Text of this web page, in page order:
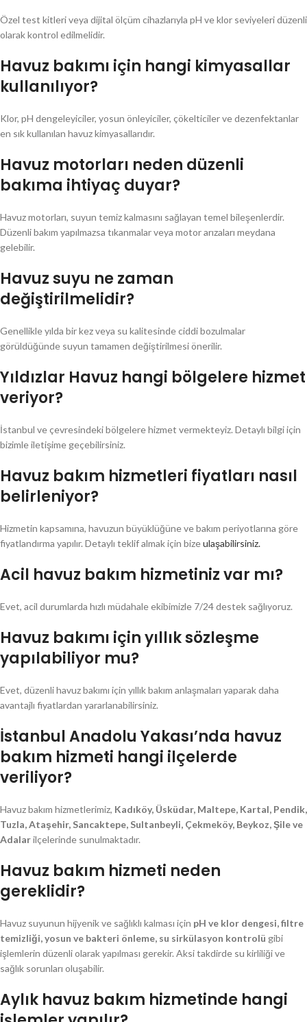
Özel test kitleri veya dijital ölçüm cihazlarıyla pH ve klor seviyeleri düzenli
olarak kontrol edilmelidir.
Havuz bakımı için hangi kimyasallar
kullanılıyor?
Klor, pH dengeleyiciler, yosun önleyiciler, çökelticiler ve dezenfektanlar
en sık kullanılan havuz kimyasallarıdır.
Havuz motorları neden düzenli
bakıma ihtiyaç duyar?
Havuz motorları, suyun temiz kalmasını sağlayan temel bileşenlerdir.
Düzenli bakım yapılmazsa tıkanmalar veya motor arızaları meydana
gelebilir.
Havuz suyu ne zaman
değiştirilmelidir?
Genellikle yılda bir kez veya su kalitesinde ciddi bozulmalar
görüldüğünde suyun tamamen değiştirilmesi önerilir.
Yıldızlar Havuz hangi bölgelere hizmet
veriyor?
İstanbul ve çevresindeki bölgelere hizmet vermekteyiz. Detaylı bilgi için
bizimle iletişime geçebilirsiniz.
Havuz bakım hizmetleri fiyatları nasıl
belirleniyor?
Hizmetin kapsamına, havuzun büyüklüğüne ve bakım periyotlarına göre
fiyatlandırma yapılır. Detaylı teklif almak için bizeulaşabilirsiniz.
Acil havuz bakım hizmetiniz var mı?
Evet, acil durumlarda hızlı müdahale ekibimizle 7/24 destek sağlıyoruz.
Havuz bakımı için yıllık sözleşme
yapılabiliyor mu?
Evet, düzenli havuz bakımı için yıllık bakım anlaşmaları yaparak daha
avantajlı fiyatlardan yararlanabilirsiniz.
İstanbul Anadolu Yakası’nda havuz
bakım hizmeti hangi ilçelerde
veriliyor?
Havuz bakım hizmetlerimiz, Kadıköy, Üsküdar, Maltepe, Kartal, Pendik,
Tuzla, Ataşehir, Sancaktepe, Sultanbeyli, Çekmeköy, Beykoz, Şile ve
Adalarilçelerinde sunulmaktadır.
Havuz bakım hizmeti neden
gereklidir?
Havuz suyunun hijyenik ve sağlıklı kalması için pH ve klor dengesi, filtre
temizliği, yosun ve bakteri önleme, su sirkülasyon kontrolü gibi
işlemlerin düzenli olarak yapılması gerekir. Aksi takdirde su kirliliği ve
sağlık sorunları oluşabilir.
Aylık havuz bakım hizmetinde hangi